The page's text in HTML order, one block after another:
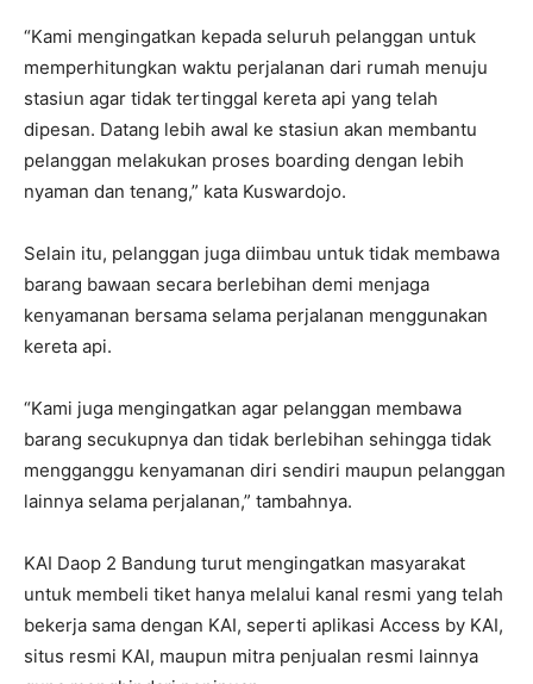
“Kami mengingatkan kepada seluruh pelanggan untuk
memperhitungkan waktu perjalanan dari rumah menuju
stasiun agar tidak tertinggal kereta api yang telah
dipesan. Datang lebih awal ke stasiun akan membantu
pelanggan melakukan proses boarding dengan lebih
nyaman dan tenang,” kata Kuswardojo.
Selain itu, pelanggan juga diimbau untuk tidak membawa
barang bawaan secara berlebihan demi menjaga
kenyamanan bersama selama perjalanan menggunakan
kereta api.
“Kami juga mengingatkan agar pelanggan membawa
barang secukupnya dan tidak berlebihan sehingga tidak
mengganggu kenyamanan diri sendiri maupun pelanggan
lainnya selama perjalanan,” tambahnya.
KAI Daop 2 Bandung turut mengingatkan masyarakat
untuk membeli tiket hanya melalui kanal resmi yang telah
bekerja sama dengan KAI, seperti aplikasi Access by KAI,
situs resmi KAI, maupun mitra penjualan resmi lainnya